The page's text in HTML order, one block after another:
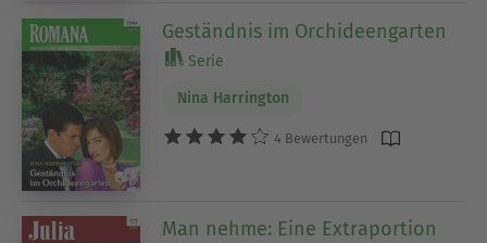
Geständnis im Orchideengarten
Serie
Nina Harrington
4 Bewertungen
Man nehme: Eine Extraportion